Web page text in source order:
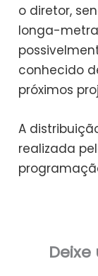
o diretor,
longa-
conhecido
próximos
A
realizada